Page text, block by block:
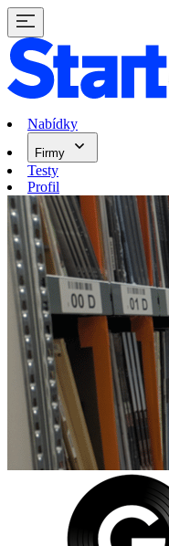
Nabídky
Firmy
Testy
Profil